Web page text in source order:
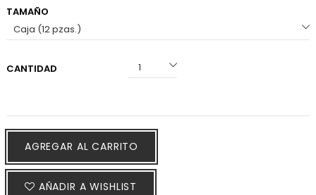
TAMAÑO
CANTIDAD
AGREGAR AL CARRITO
AÑADIR A WISHLIST